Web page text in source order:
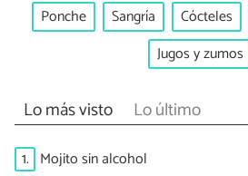
Ponche Sangría Cócteles
Jugos y zumos
Lo más visto Lo último
1. Mojito sin alcohol